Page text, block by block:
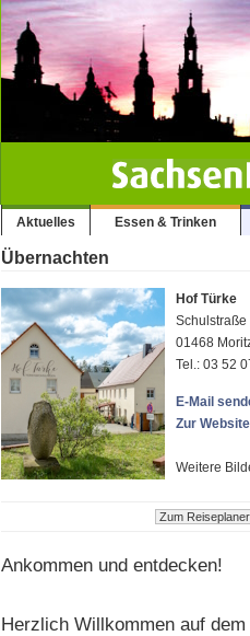
Aktuelles Essen & Trinken
Übernachten
Hof Türke
Schulstraße
01468
Tel.: 03 52
E-Mail
Zur Website
Weitere
Ankommen und entdecken!
Herzlich Willkommen auf